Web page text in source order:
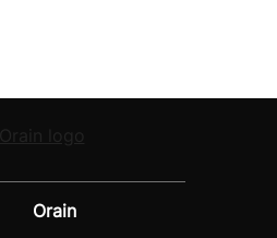
Orain